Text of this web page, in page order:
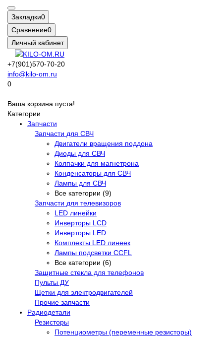
Закладки0
Сравнение0
Личный кабинет
+7(901)570-70-20
info@kilo-om.ru
0
Ваша корзина пуста!
Категории
Запчасти
Запчасти для СВЧ
Двигатели вращения поддона
Диоды для СВЧ
Колпачки для магнетрона
Конденсаторы для СВЧ
Лампы для СВЧ
Все категории (9)
Запчасти для телевизоров
LED линейки
Инверторы LCD
Инверторы LED
Комплекты LED линеек
Лампы подсветки CCFL
Все категории (6)
Защитные стекла для телефонов
Пульты ДУ
Щетки для электродвигателей
Прочие запчасти
Радиодетали
Резисторы
Потенциометры (переменные резисторы)